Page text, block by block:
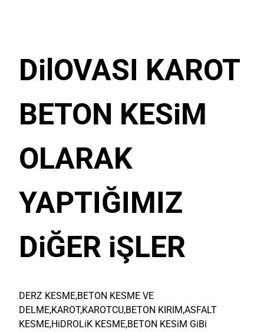
DilOVASI KAROT
BETON KESiM
OLARAK
YAPTIĞIMIZ
DiĞER iŞLER
DERZ KESME,BETON KESME VE
DELME,KAROT,KAROTCU,BETON KIRIM,ASFALT
KESME,HiDROLiK KESME,BETON KESiM GiBi